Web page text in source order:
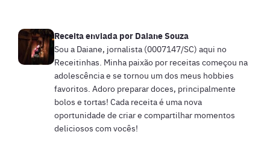
Receita enviada por Daiane Souza
Sou a Daiane, jornalista (0007147/SC) aqui no
Receitinhas. Minha paixão por receitas começou na
adolescência e se tornou um dos meus hobbies
favoritos. Adoro preparar doces, principalmente
bolos e tortas! Cada receita é uma nova
oportunidade de criar e compartilhar momentos
deliciosos com vocês!